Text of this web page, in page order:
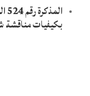
بكيفيات مناقشة